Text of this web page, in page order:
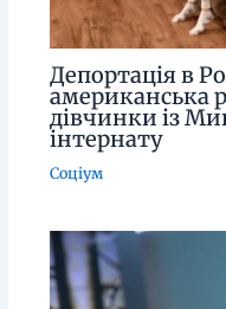
Депортація в
американська
дівчинки із
інтернату
Соціум